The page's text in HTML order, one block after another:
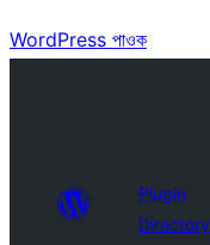
WordPress পাওক
Plugin
Directory